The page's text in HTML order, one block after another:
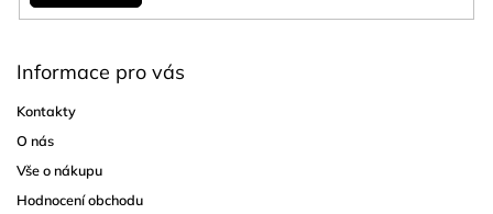
Informace pro vás
Kontakty
O nás
Vše o nákupu
Hodnocení obchodu